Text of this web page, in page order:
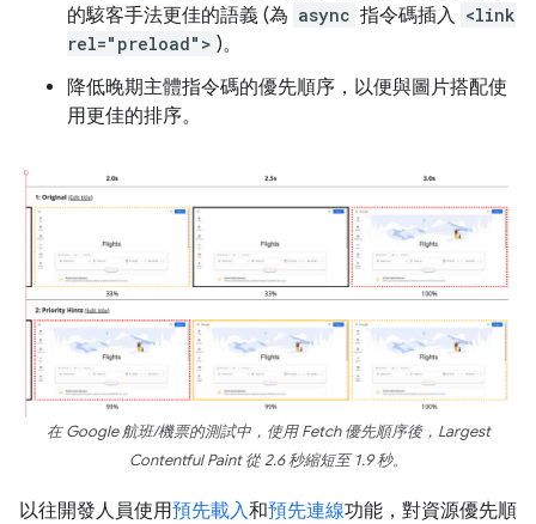
的駭客手法更佳的語義 (為 async 指令碼插入 <link
rel="preload"> )。
降低晚期主體指令碼的優先順序，以便與圖片搭配使
用更佳的排序。
在 Google 航班/機票的測試中，使用 Fetch 優先順序後，Largest
Contentful Paint 從 2.6 秒縮短至 1.9 秒。
以往開發人員使用預先載入和預先連線功能，對資源優先順